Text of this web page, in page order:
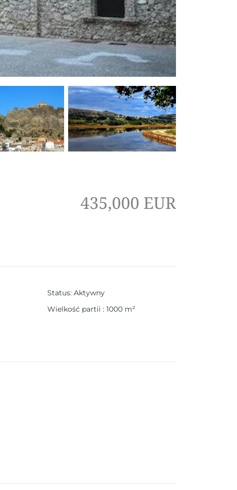
435,000 EUR
Status: Aktywny
Wielkość partii : 1000 m²